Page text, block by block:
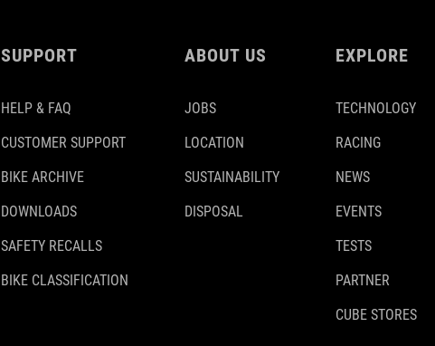
SUPPORT
HELP & FAQ
CUSTOMER SUPPORT
BIKE ARCHIVE
DOWNLOADS
SAFETY RECALLS
BIKE CLASSIFICATION
ABOUT US
JOBS
LOCATION
SUSTAINABILITY
DISPOSAL
EXPLORE
TECHNOLOGY
RACING
NEWS
EVENTS
TESTS
PARTNER
CUBE STORES